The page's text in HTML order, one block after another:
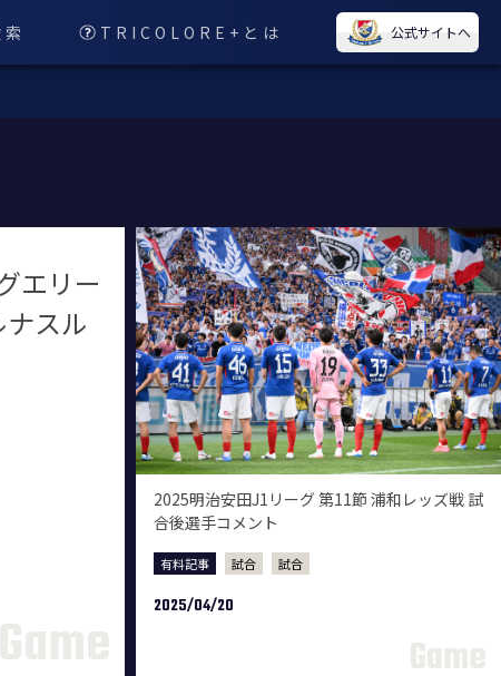
TRICOLORE+とは 公式サイトへ
エリー
ナスル
2025明治安田J1リーグ 第11節 浦和レッズ戦 試
合後選手コメント
有料記事 試合 試合
2025/04/20